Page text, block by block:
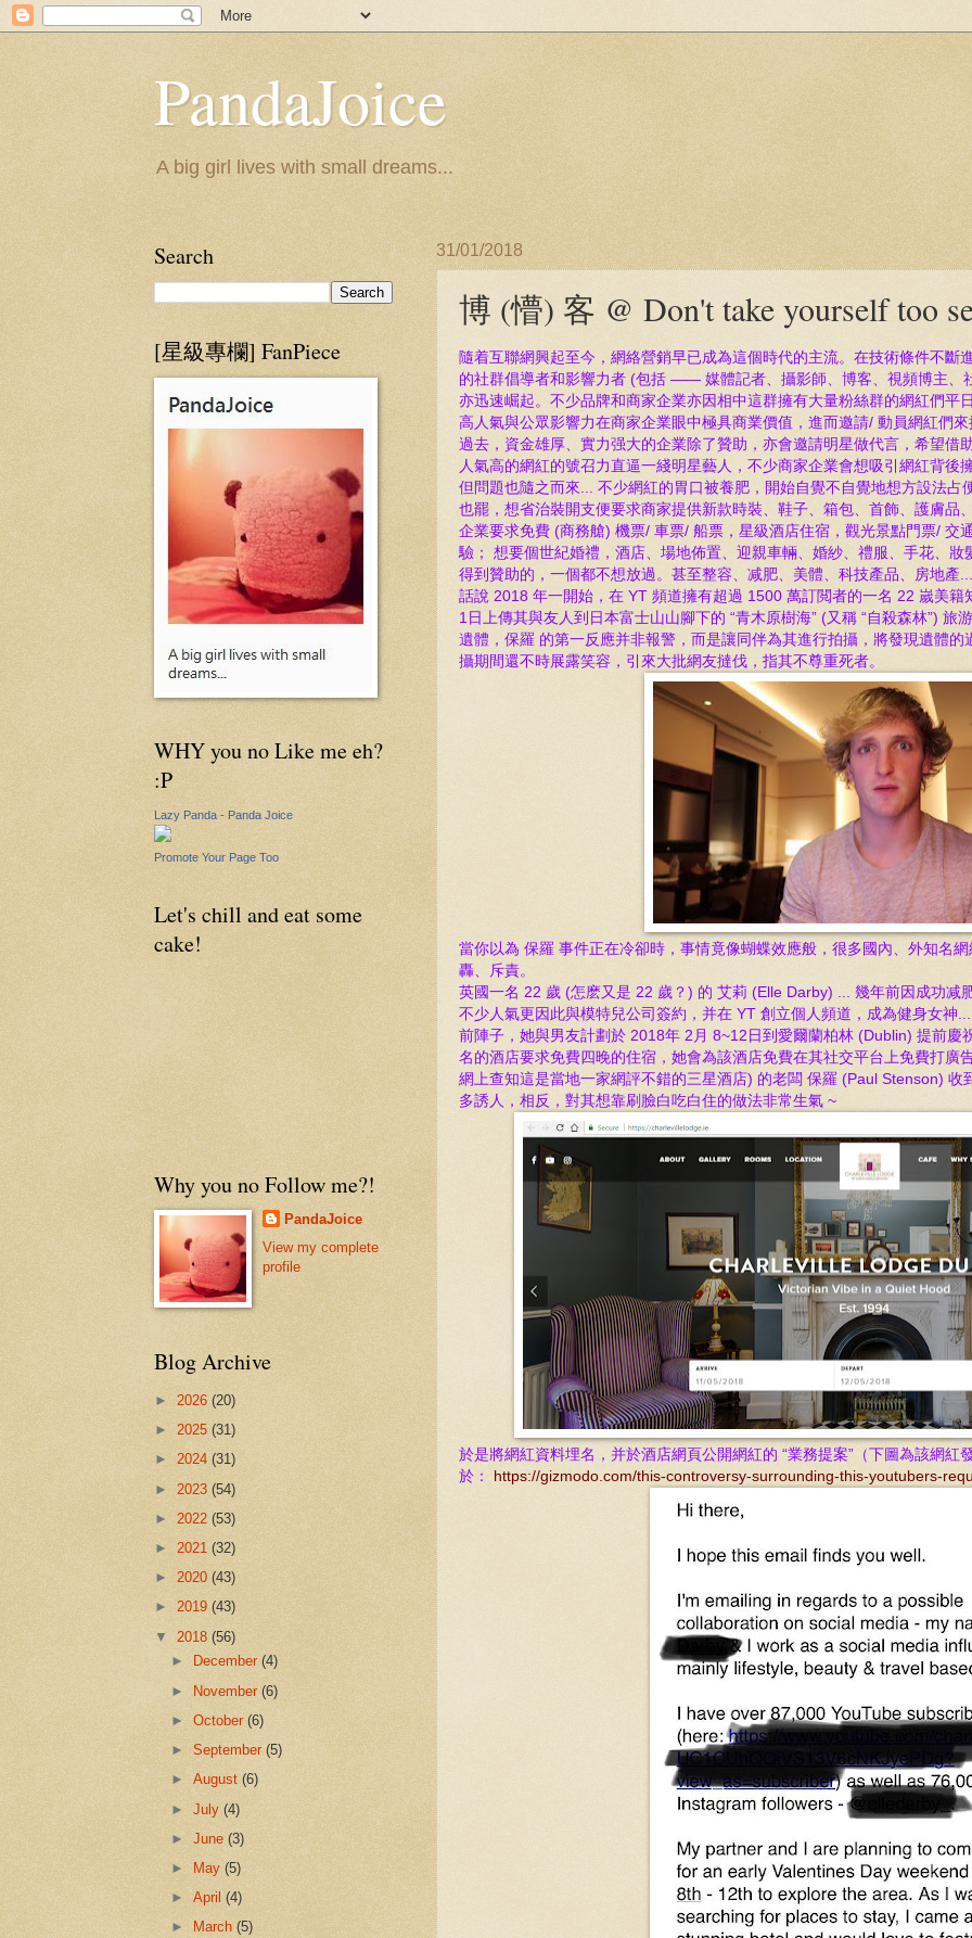
PandaJoice
A big girl lives with small dreams...
31/01/2018
博 (懵) 客 @ Don't take yourself too
隨着互聯網興起至今 ，網絡營銷早已成為這個時代的主流。在技術條件不斷
的社群倡導者和影響力者 (包括 —— 媒體記者、攝影師、博客、視頻博主、
亦迅速崛起。不少品牌和商家企業亦因相中這群擁有大量粉絲群的網紅們平
高人氣與公眾影響力在商家企業眼中極具商業價值，進而邀請/ 動員網紅們
過去，資金雄厚、實力强大的企業除了贊助，亦會邀請明星做代言，希望借
人氣高的網紅的號召力直逼一綫明星藝人，不少商家企業會想吸引 網紅背後
但問題也隨之而來... 不少網紅的胃口被養 肥，開始自覺不自覺地想方設法占
也罷，想省治裝開支便要求商家提供新款時裝、鞋子、箱包、首飾、護膚品
企業要求免費 (商務艙) 機票/ 車票/ 船票，星級酒店住宿，觀光景點門票/ 交
驗 ； 想要個世紀婚禮，酒店、場地佈置、迎親車輛、婚紗、禮服、手花、
得到贊助的，一個都不想放過。 甚至整容、减肥、美體、科技產品、房地產
話說 2018 年一開始，在 YT 頻道擁有超過 1500 萬訂閲者的一名 22 嵗美
1日
上傳其與友人到日本富士山山腳下的 “青木原樹海” (又稱 “自殺森林”) 旅
遺體，保羅 的第一反應并非報警，而是讓同伴為其進行拍攝，將發現遺體的
攝期間還不時展露笑容，引來大批網友撻伐，指其不尊重死者。
當你以為 保羅 事件正在冷卻時，事情竟像蝴蝶效應般，很多國內、外知名
轟、斥責。
英國一名 22 歲 (怎麽又是 22 歲？) 的 艾莉 (Elle Darby) ... 幾年前因成功减
不少人氣更因此與模特兒公司簽約，并在 YT 創立個人 頻道，成為健身女神
前陣子，她與男友計劃於 2018年 2月 8~12日到愛爾蘭柏林 (Dublin) 提前
名的酒店要求免費四晚的住宿，她會為該酒店免費在其社交平台上免費打廣
網上查知這是當地一家網評不錯的三星酒店) 的老闆 保羅 (Paul Stenson)
多誘人，相反，對其想靠刷臉白吃白住的做法非常生氣 ~
於是將網紅資料埋名，并於酒店網頁公開網紅的 “業務提案”（下圖為該網紅
於：
https://gizmodo.com/this-controversy-surrounding-this-youtubers-
Search
[星級專欄] FanPiece
WHY you no Like me eh?
:P
Lazy Panda - Panda Joice
Promote Your Page Too
Let's chill and eat some
cake!
Why you no Follow me?!
PandaJoice
View my complete
profile
Blog Archive
► 2026 (20)
► 2025 (31)
► 2024 (31)
► 2023 (54)
► 2022 (53)
► 2021 (32)
► 2020 (43)
► 2019 (43)
▼ 2018 (56)
►
December(4)
► November(6)
►October(6)
►September(5)
►August(6)
►July(4)
►June(3)
►
May(5)
►April(4)
►
March(5)